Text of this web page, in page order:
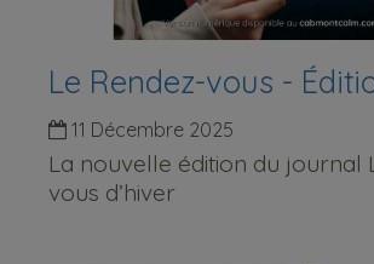
Le Rendez-vous -
11 Décembre 2025
La nouvelle édition du journal
vous d’hiver